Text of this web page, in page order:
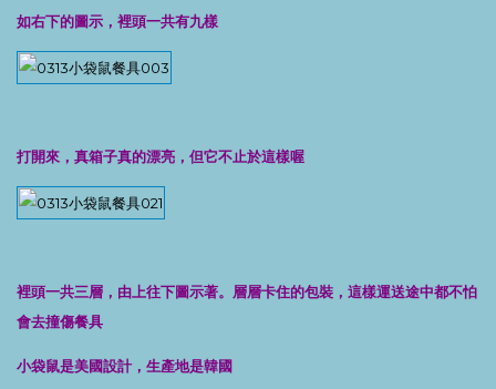
如右下的圖示，裡頭一共有九樣
打開來，真箱子真的漂亮，但它不止於這樣喔
裡頭一共三層，由上往下圖示著。層層卡住的包裝，這樣運送途中都不怕
會去撞傷餐具
小袋鼠是美國設計，生產地是韓國